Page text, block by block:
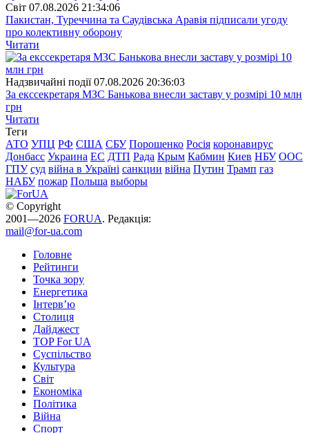
Свiт 07.08.2026 21:34:06
Пакистан, Туреччина та Саудівська Аравія підписали угоду
про колективну оборону
Читати
Надзвичайні події 07.08.2026 20:36:03
За екссекретаря МЗС Банькова внесли заставу у розмірі 10 млн
грн
Читати
Теги
АТО УПЦ РФ США СБУ Порошенко Росія коронавирус
Донбасс Украина ЕС ДТП Рада Крым Кабмин Киев НБУ ООС
ГПУ суд війна в Україні санкции війна Путин Трамп газ
НАБУ пожар Польша выборы
© Copyright
2001—2026 FORUA. Редакція:
mail@for-ua.com
Головне
Рейтинги
Точка зору
Енергетика
Інтерв’ю
Столиця
Дайджест
TOP For UA
Суспiльство
Культура
Світ
Економіка
Політика
Війна
Спорт